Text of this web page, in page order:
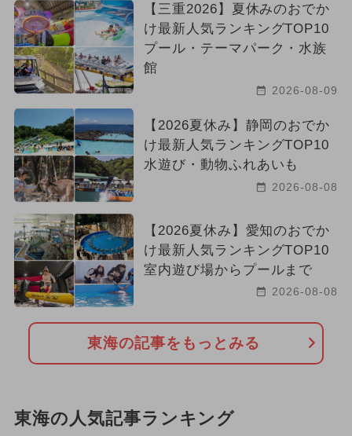
【三重2026】夏休みのおでか
け最新人気ランキングTOP10
プール・テーマパーク・水族
館
2026-08-09
【2026夏休み】静岡のおでか
け最新人気ランキングTOP10
水遊び・動物ふれあいも
2026-08-08
【2026夏休み】愛知のおでか
け最新人気ランキングTOP10
室内遊び場からプールまで
2026-08-08
東海の記事をもっとみる
東海の人気記事ランキング